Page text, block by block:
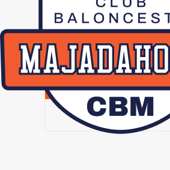
BASKET
0